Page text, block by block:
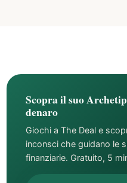
Scopra il suo
denaro
Giochi a The Deal e
inconsci che guidano le
finanziarie. Gratuito, 5